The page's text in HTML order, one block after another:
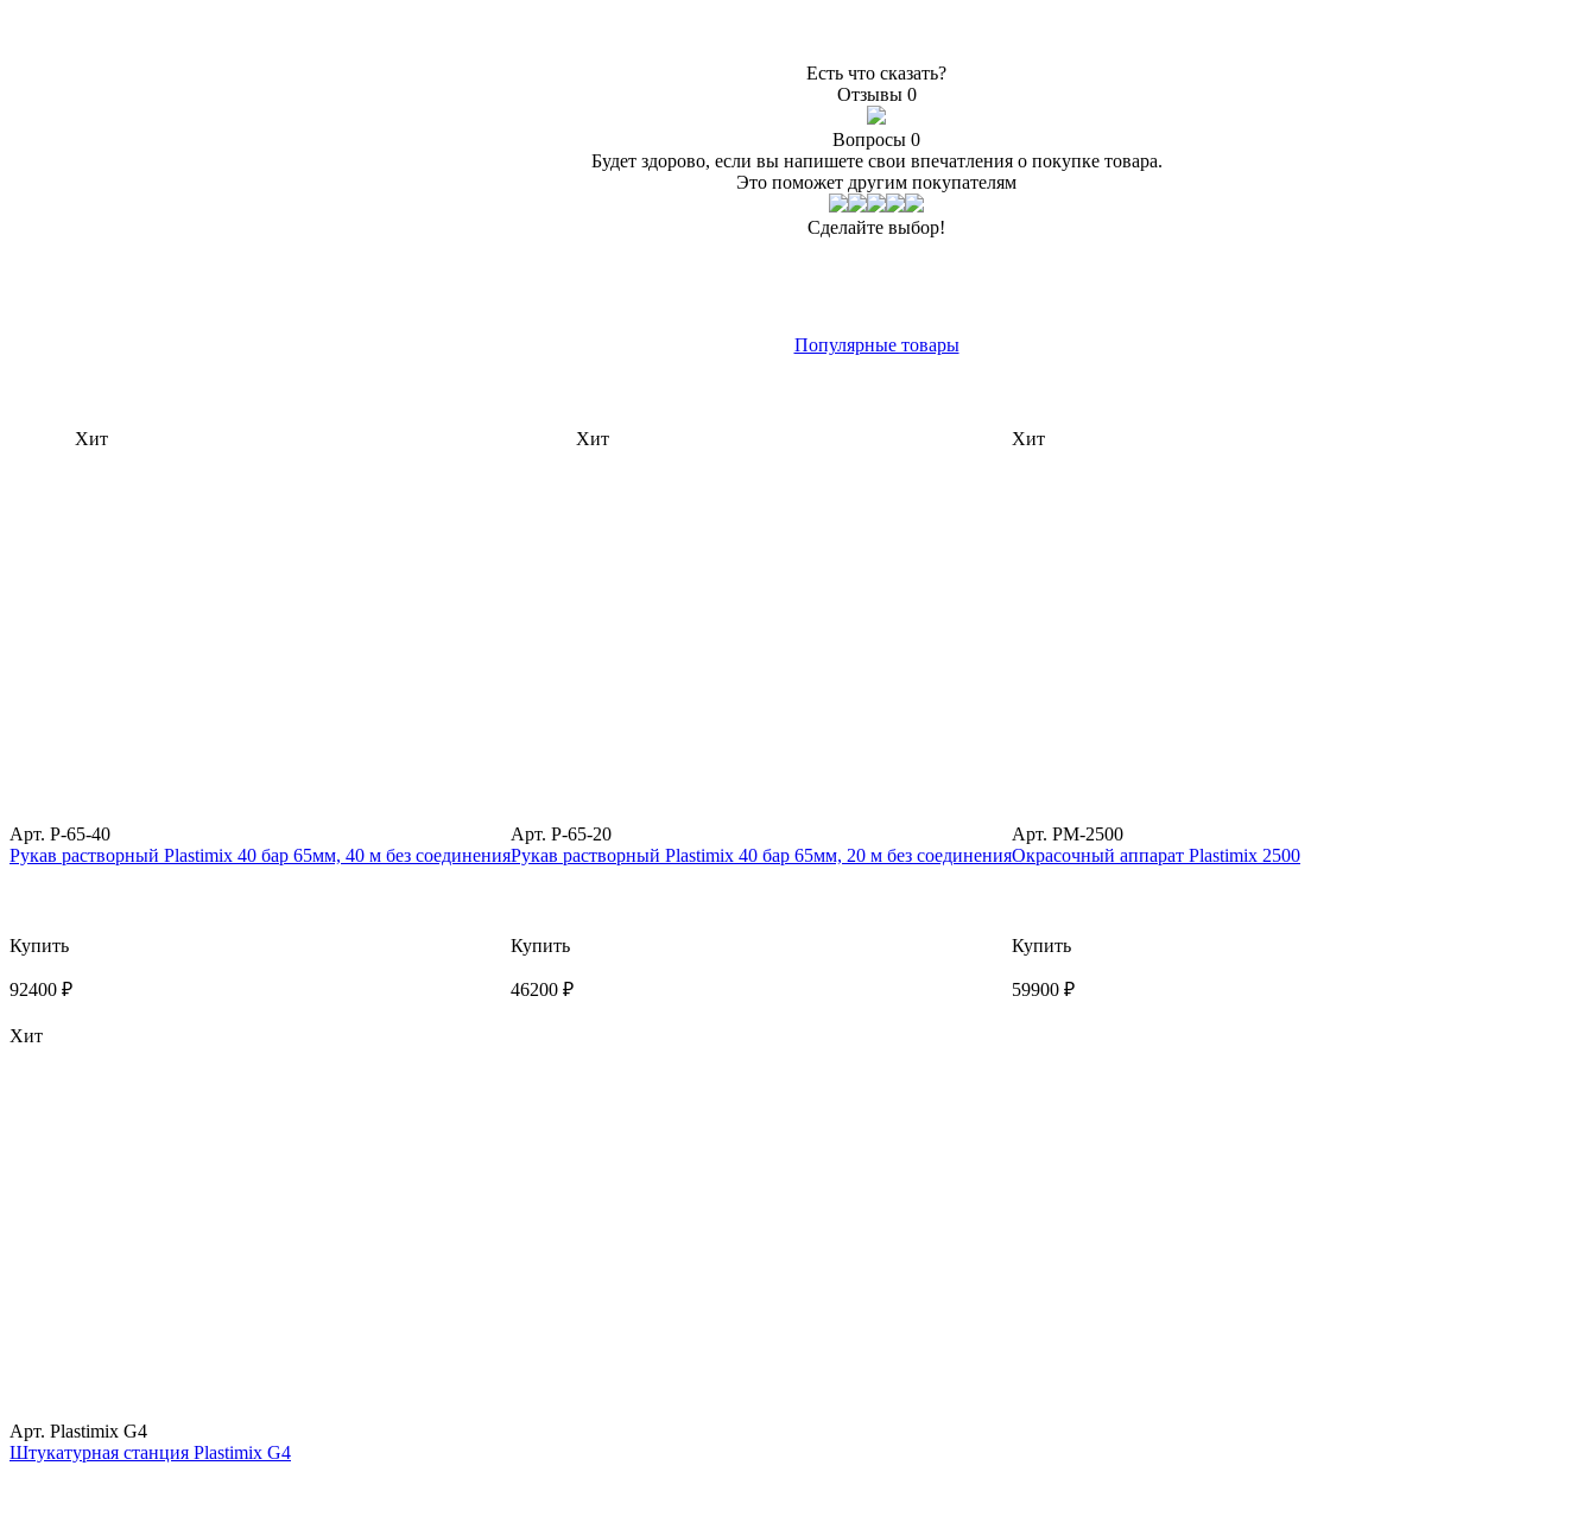
Есть что сказать?
Отзывы0
Вопросы 0
Будет здорово, если вы напишете свои впечатления о покупке товара.
Это поможет другим покупателям
Сделайте выбор!
Популярные товары
Хит
Арт. P-65-40
Рукав растворный Plastimix 40 бар 65мм, 40 м без соединения
Купить
92400 ₽
Хит
Арт. P-65-20
Рукав растворный Plastimix 40 бар 65мм, 20 м без соединения
Купить
46200 ₽
Хит
Арт. PM-2500
Окрасочный аппарат Plastimix 2500
Купить
59900 ₽
Хит
Арт. Plastimix G4
Штукатурная станция Plastimix G4